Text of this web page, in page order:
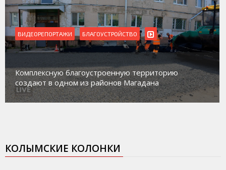
ВИДЕОРЕПОРТАЖИ
Магадан присоединился к пилотному проекту по
работе с несовершеннолетними из групп
социального риска «Переправа»
КОЛЫМСКИЕ КОЛОНКИ